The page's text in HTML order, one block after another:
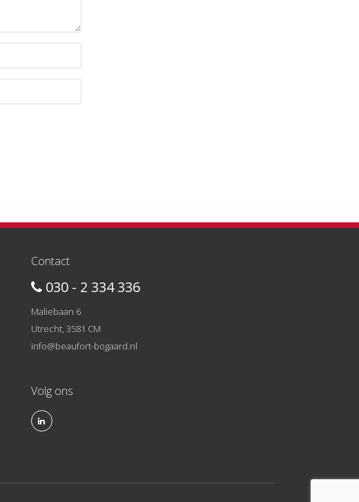
Contact
030 - 2 334 336
Maliebaan 6
Utrecht, 3581 CM
info@beaufort-bogaard.nl
Volg ons